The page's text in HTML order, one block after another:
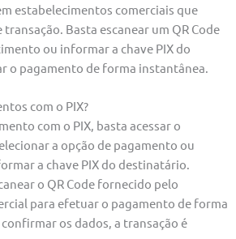
estabelecimentos comerciais que
Basta escanear um QR Code
ou informar a chave PIX do
o pagamento de forma instantânea.
com o PIX?
com o PIX, basta acessar o
a opção de pagamento ou
a chave PIX do destinatário.
o QR Code fornecido pelo
para efetuar o pagamento de forma
os dados, a transação é